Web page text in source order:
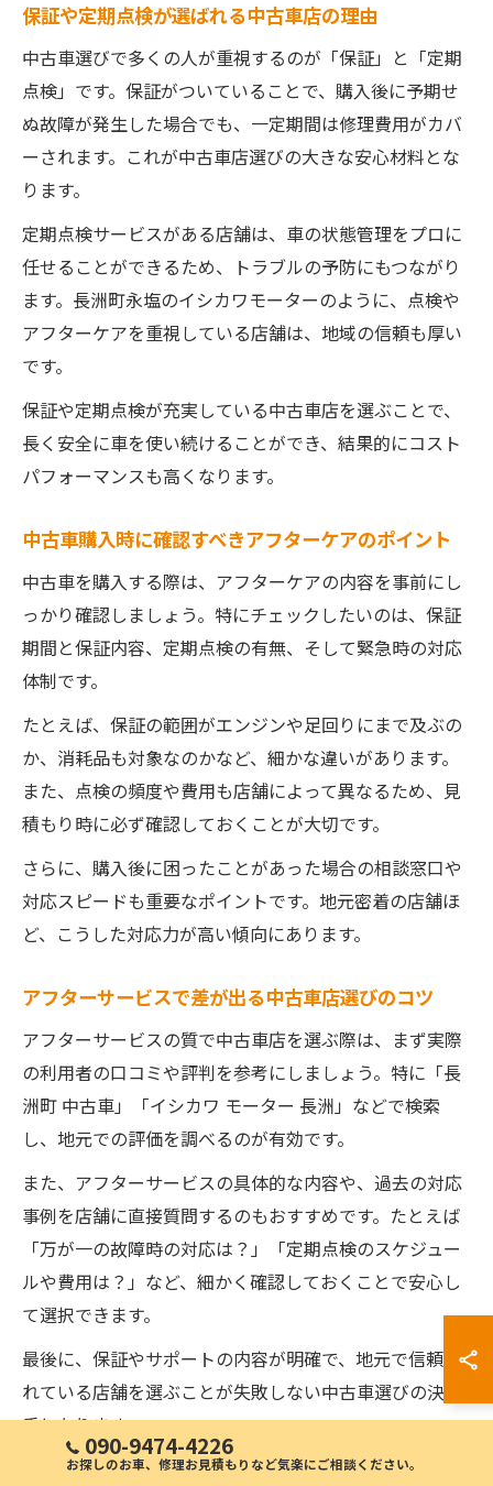
保証や定期点検が選ばれる中古車店の理由
中古車選びで多くの人が重視するのが「保証」と「定期
点検」です。保証がついていることで、購入後に予期せ
ぬ故障が発生した場合でも、一定期間は修理費用がカバ
ーされます。これが中古車店選びの大きな安心材料とな
ります。
定期点検サービスがある店舗は、車の状態管理をプロに
任せることができるため、トラブルの予防にもつながり
ます。長洲町永塩のイシカワモーターのように、点検や
アフターケアを重視している店舗は、地域の信頼も厚い
です。
保証や定期点検が充実している中古車店を選ぶことで、
長く安全に車を使い続けることができ、結果的にコスト
パフォーマンスも高くなります。
中古車購入時に確認すべきアフターケアのポイント
中古車を購入する際は、アフターケアの内容を事前にし
っかり確認しましょう。特にチェックしたいのは、保証
期間と保証内容、定期点検の有無、そして緊急時の対応
体制です。
たとえば、保証の範囲がエンジンや足回りにまで及ぶの
か、消耗品も対象なのかなど、細かな違いがあります。
また、点検の頻度や費用も店舗によって異なるため、見
積もり時に必ず確認しておくことが大切です。
さらに、購入後に困ったことがあった場合の相談窓口や
対応スピードも重要なポイントです。地元密着の店舗ほ
ど、こうした対応力が高い傾向にあります。
アフターサービスで差が出る中古車店選びのコツ
アフターサービスの質で中古車店を選ぶ際は、まず実際
の利用者の口コミや評判を参考にしましょう。特に「長
洲町 中古車」「イシカワ モーター 長洲」などで検索
し、地元での評価を調べるのが有効です。
また、アフターサービスの具体的な内容や、過去の対応
事例を店舗に直接質問するのもおすすめです。たとえば
「万が一の故障時の対応は？」「定期点検のスケジュー
ルや費用は？」など、細かく確認しておくことで安心し
て選択できます。
最後に、保証やサポートの内容が明確で、地元で信頼さ
れている店舗を選ぶことが失敗しない中古車選びの決め
手となります。
090-9474-4226
お探しのお車、修理お見積もりなど気楽にご相談ください。